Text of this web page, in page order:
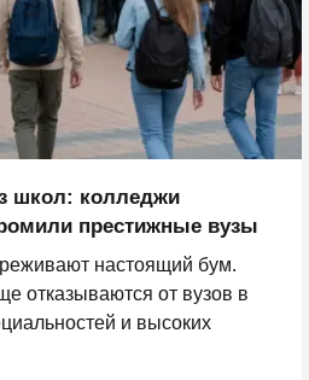
школ: колледжи
престижные вузы
настоящий бум.
отказываются от вузов в
и высоких